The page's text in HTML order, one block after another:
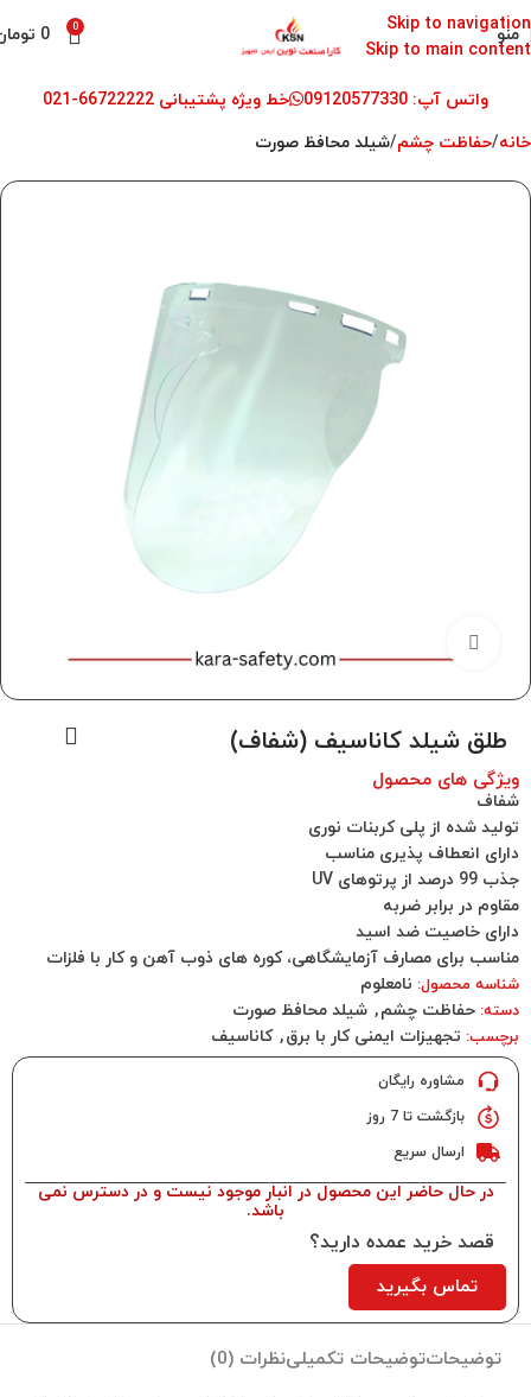
Skip to navigation
Skip to main content
منو 0
0
واتس آپ: 09120577330
خط ویژه پشتیبانی 66722222-021
خانه حفاظت چشم شیلد محافظ صورت
طلق شیلد کاناسیف (شفاف)
ویژگی های محصول
شفاف
تولید شده از پلی کربنات نوری
دارای انعطاف پذیری مناسب
جذب 99 درصد از پرتوهای UV
مقاوم در برابر ضربه
دارای خاصیت ضد اسید
مناسب برای مصارف آزمایشگاهی، کوره های ذوب آهن و کار با فلزات
شناسه محصول: نامعلوم
دسته: حفاظت چشم, شیلد محافظ صورت
برچسب: تجهیزات ایمنی کار با برق, کاناسیف
مشاوره رایگان
بازگشت تا 7 روز
ارسال سریع
در حال حاضر این محصول در انبار موجود نیست و در دسترس نمی
باشد.
قصد خرید عمده دارید؟
تماس بگیرید
توضیحاتتوضیحات تکمیلینظرات (0)